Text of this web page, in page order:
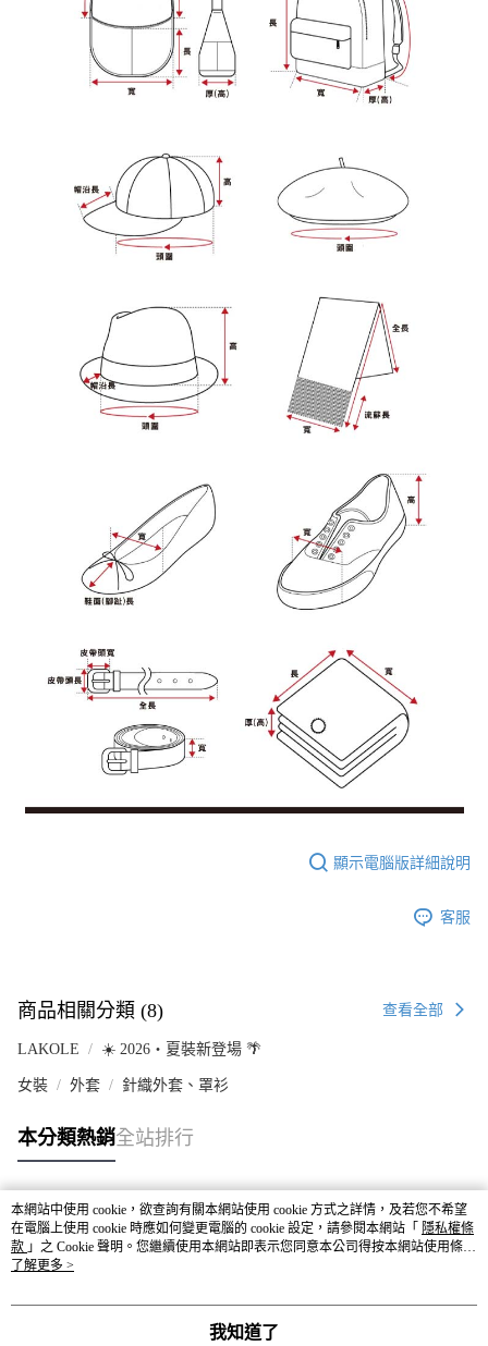
顯示電腦版詳細說明
客服
商品相關分類 (8) 查看全部
LAKOLE ☀️ 2026・夏裝新登場 🌴
女裝 外套 針織外套、罩衫
本分類熱銷全站排行
熱門標籤
本網站中使用 cookie，欲查詢有關本網站使用 cookie 方式之詳情，及若您不希望
在電腦上使用 cookie 時應如何變更電腦的 cookie 設定，請參閱本網站「 隱私權條
款 」之 Cookie 聲明。您繼續使用本網站即表示您同意本公司得按本網站使用條款
之 Cookie 聲明使用 cookie。
了解更多 >
我知道了